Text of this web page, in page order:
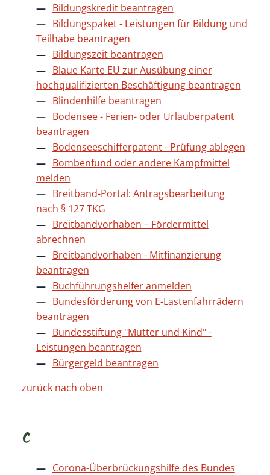
Bildungskredit beantragen
Bildungspaket - Leistungen für Bildung und
Teilhabe beantragen
Bildungszeit beantragen
Blaue Karte EU zur Ausübung einer
hochqualifizierten Beschäftigung beantragen
Blindenhilfe beantragen
Bodensee - Ferien- oder Urlauberpatent
beantragen
Bodenseeschifferpatent - Prüfung ablegen
Bombenfund oder andere Kampfmittel
melden
Breitband-Portal: Antragsbearbeitung
nach § 127 TKG
Breitbandvorhaben – Fördermittel
abrechnen
Breitbandvorhaben - Mitfinanzierung
beantragen
Buchführungshelfer anmelden
Bundesförderung von E-Lastenfahrrädern
beantragen
Bundesstiftung "Mutter und Kind" -
Leistungen beantragen
Bürgergeld beantragen
zurück nach oben
C
Corona-Überbrückungshilfe des Bundes